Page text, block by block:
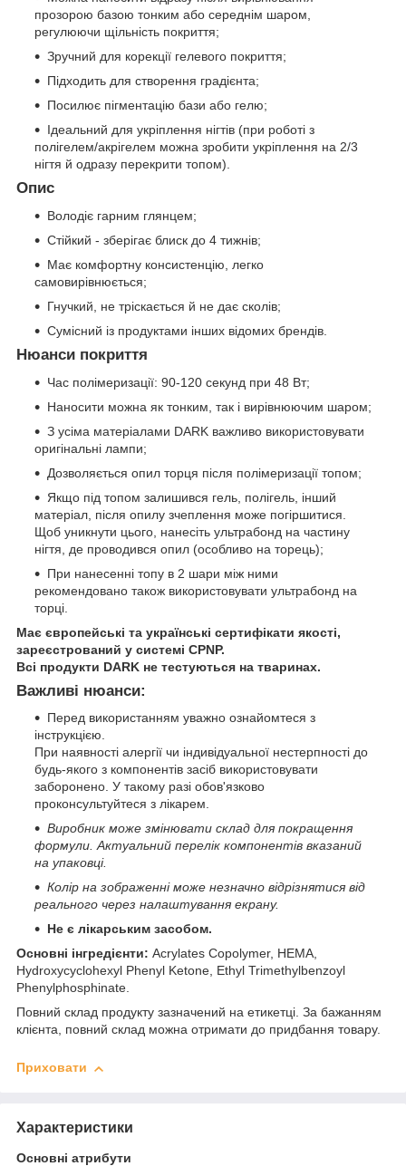
прозорою базою тонким або середнім шаром,
регулюючи щільність покриття;
Зручний для корекції гелевого покриття;
Підходить для створення градієнта;
Посилює пігментацію бази або гелю;
Ідеальний для укріплення нігтів (при роботі з
полігелем/акрігелем можна зробити укріплення на 2/3
нігтя й одразу перекрити топом).
Опис
Володіє гарним глянцем;
Стійкий - зберігає блиск до 4 тижнів;
Має комфортну консистенцію, легко
самовирівнюється;
Гнучкий, не тріскається й не дає сколів;
Сумісний із продуктами інших відомих брендів.
Нюанси покриття
Час полімеризації: 90-120 секунд при 48 Вт;
Наносити можна як тонким, так і вирівнюючим шаром;
З усіма матеріалами DARK важливо використовувати
оригінальні лампи;
Дозволяється опил торця після полімеризації топом;
Якщо під топом залишився гель, полігель, інший
матеріал, після опилу зчеплення може погіршитися.
Щоб уникнути цього, нанесіть ультрабонд на частину
нігтя, де проводився опил (особливо на торець);
При нанесенні топу в 2 шари між ними
рекомендовано також використовувати ультрабонд на
торці.
Має європейські та українські сертифікати якості,
зареєстрований у системі CPNP.
Всі продукти DARK не тестуються на тваринах.
Важливі нюанси:
Перед використанням уважно ознайомтеся з
інструкцією.
При наявності алергії чи індивідуальної нестерпності до
будь-якого з компонентів засіб використовувати
заборонено. У такому разі обов'язково
проконсультуйтеся з лікарем.
Виробник може змінювати склад для покращення
формули. Актуальний перелік компонентів вказаний
на упаковці.
Колір на зображенні може незначно відрізнятися від
реального через налаштування екрану.
Не є лікарським засобом.
Основні інгредієнти: Acrylates Copolymer, HEMA,
Hydroxycyclohexyl Phenyl Ketone, Ethyl Trimethylbenzoyl
Phenylphosphinate.
Повний склад продукту зазначений на етикетці. За бажанням
клієнта, повний склад можна отримати до придбання товару.
Приховати
Характеристики
Основні атрибути